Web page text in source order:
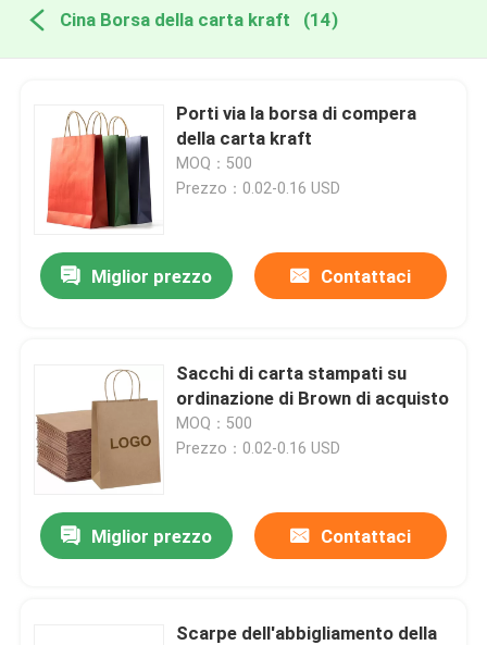
Cina Borsa della carta kraft (14)
Porti via la borsa di compera
della carta kraft
MOQ：500
Prezzo：0.02-0.16 USD
Miglior prezzo Contattaci
Sacchi di carta stampati su
ordinazione di Brown di acquisto
MOQ：500
Prezzo：0.02-0.16 USD
Miglior prezzo Contattaci
Scarpe dell'abbigliamento della